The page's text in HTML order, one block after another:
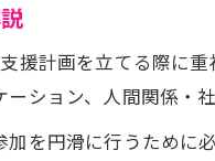
援計画を立てる際に
ション、人間関係・社
を円滑に行うため